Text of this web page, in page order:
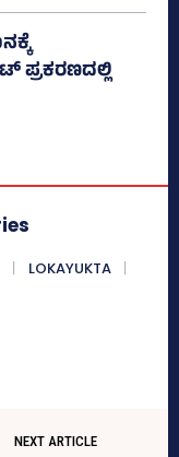
ಪ್ರಕರಣದಲ್ಲಿ
LOKAYUKTA
NEXT ARTICLE